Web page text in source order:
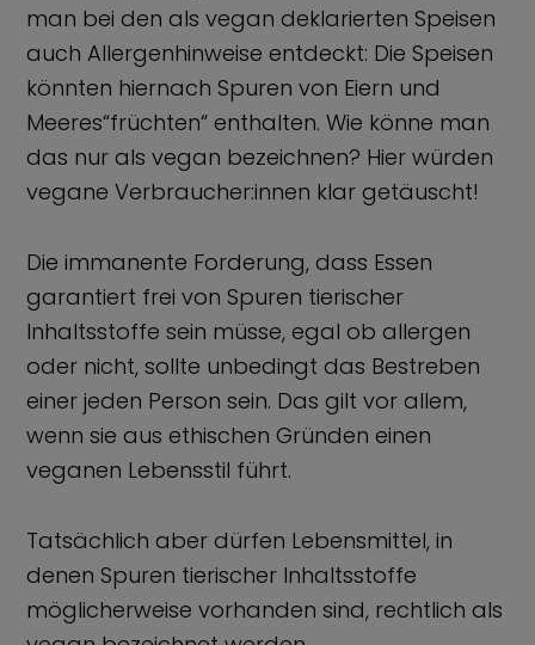
man bei den als vegan deklarierten Speisen
auch Allergenhinweise entdeckt: Die Speisen
könnten hiernach Spuren von Eiern und
Meeres“früchten“ enthalten. Wie könne man
das nur als vegan bezeichnen? Hier würden
vegane Verbraucher:innen klar getäuscht!
Die immanente Forderung, dass Essen
garantiert frei von Spuren tierischer
Inhaltsstoffe sein müsse, egal ob allergen
oder nicht, sollte unbedingt das Bestreben
einer jeden Person sein. Das gilt vor allem,
wenn sie aus ethischen Gründen einen
veganen Lebensstil führt.
Tatsächlich aber dürfen Lebensmittel, in
denen Spuren tierischer Inhaltsstoffe
möglicherweise vorhanden sind, rechtlich als